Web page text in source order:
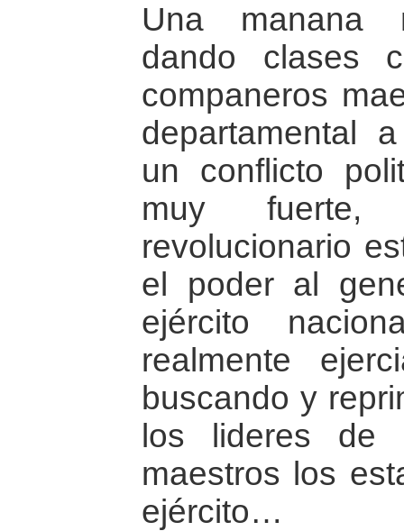
Una manana
dando clases
companeros
departamental
un conflicto
muy
revolucionario
el poder al
ejército
realmente
buscando y
los lideres de
maestros los
ejército…